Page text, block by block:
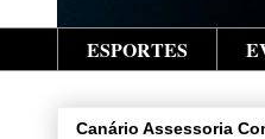
ESPORTES
Canário Assessoria